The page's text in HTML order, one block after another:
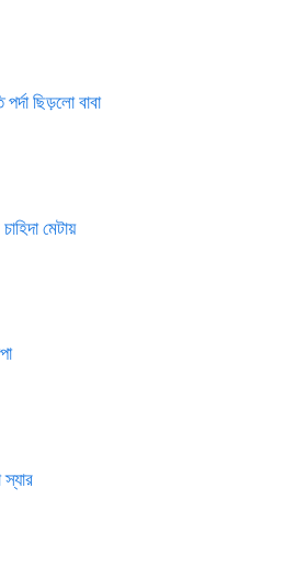
ছিড়লো বাবা
মেটায়